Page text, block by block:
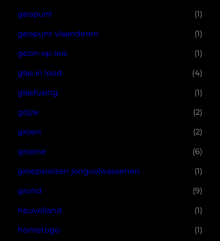
geopunt (1)
geopunt vlaanderen (1)
gezin op reis (1)
glas in lood (4)
glasfusing (1)
grijze (2)
groen (2)
groene (6)
groepsreizen jongvolwassenen (1)
grond (9)
heuvelland (1)
hometogo (1)